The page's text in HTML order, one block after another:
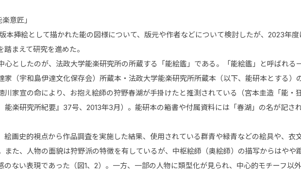
楽意匠」
本挿絵として描かれた能の図様について、版元や作者などについて検討したが、2023年
踏まえて研究を進めた。
としたのが、法政大学能楽研究所の所蔵する「能絵鑑」である。「能絵鑑」と呼ばれる
家（宇和島伊達文化保存会）所蔵本・法政大学能楽研究所所蔵本（以下、能研本とする）
川家宣の命により、お抱え絵師の狩野春湖が手掛けたと推測されている（宮本圭造「能・
楽研究所紀要』37号、2013年3月）。能研本の箱書や付属資料には「春湖」の名が記さ
絵画史的視点から作品調査を実施した結果、使用されている群青や緑青などの絵具や、衣
また、人物の面貌は狩野派の特徴を有しているが、中枢絵師（奥絵師）の描写からはやや
のない表現であった（図1、2）。一方、一部の人物に類型化が見られ、中心的モチーフ以